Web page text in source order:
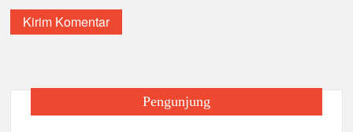
Pengunjung